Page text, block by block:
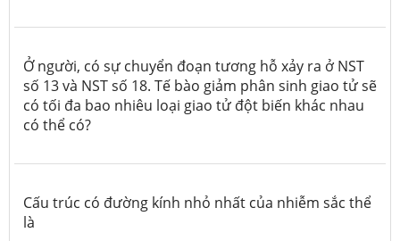
Ở người, có sự chuyển đoạn tương hỗ xảy ra ở NST
số 13 và NST số 18. Tế bào giảm phân sinh giao tử sẽ
có tối đa bao nhiêu loại giao tử đột biến khác nhau
có thể có?
Cấu trúc có đường kính nhỏ nhất của nhiễm sắc thể
là